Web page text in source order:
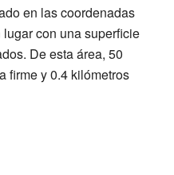
en las coordenadas
lugar con una superficie
De esta área, 50
firme y 0.4 kilómetros